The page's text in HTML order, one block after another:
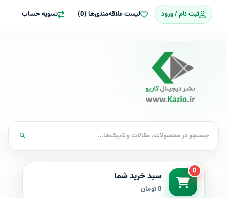
ثبت نام / ورود لیست علاقه‌مندی‌ها (0) تسویه حساب
0 سبد خرید شما
0 تومان